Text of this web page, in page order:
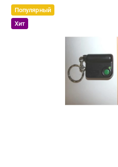
Популярный
Хит